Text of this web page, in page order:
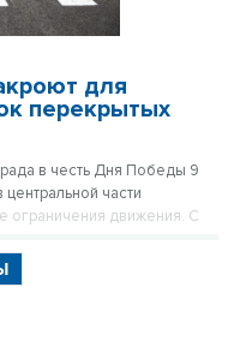
для
перекрытых
в честь Дня Победы 9
части
ограничения движения. С
а стоянка
Городские власти
маршруты и